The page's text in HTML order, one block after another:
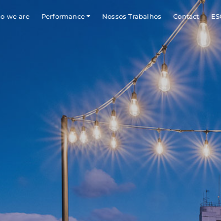
we are Performance Nossos Trabalhos Contact